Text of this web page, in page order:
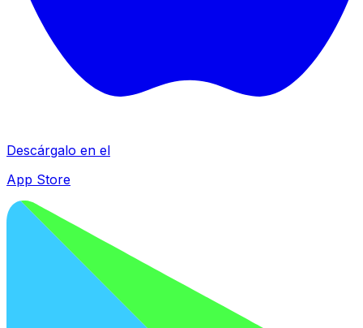
Descárgalo en el
App Store